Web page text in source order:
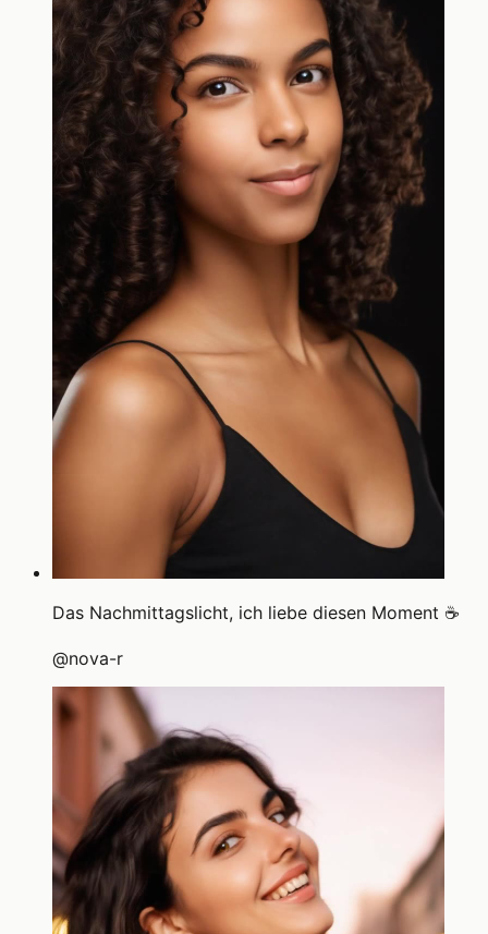
Das Nachmittagslicht, ich liebe diesen Moment ☕
@nova-r